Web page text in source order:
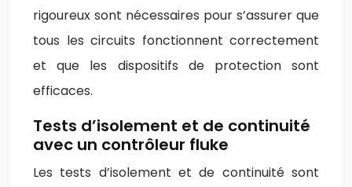
rigoureux sont nécessaires pour s’assurer que
tous les circuits fonctionnent correctement
et que les dispositifs de protection sont
efficaces.
Tests d’isolement et de continuité
avec un contrôleur fluke
Les tests d’isolement et de continuité sont